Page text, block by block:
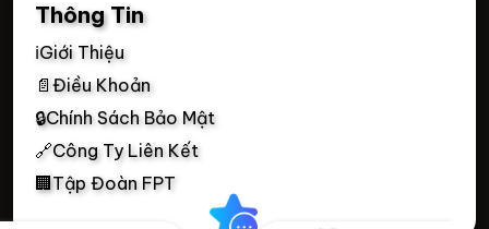
Thông Tin
ℹ️Giới Thiệu
📄Điều Khoản
🔒Chính Sách Bảo Mật
🔗Công Ty Liên Kết
🏢Tập Đoàn FPT